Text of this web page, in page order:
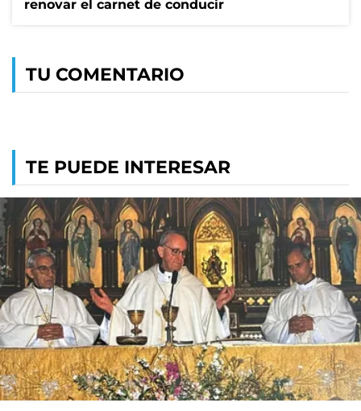
renovar el carnet de conducir
TU COMENTARIO
TE PUEDE INTERESAR